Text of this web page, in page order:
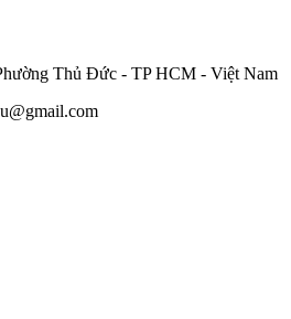
Thủ Đức - TP HCM - Việt Nam